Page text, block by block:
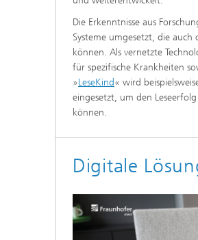
Die Erkenntnisse aus
Systeme umgesetzt, die
können. Als vernetzte
für spezifische Krankheiten
»LeseKind« wird
eingesetzt, um den
können.
Digitale